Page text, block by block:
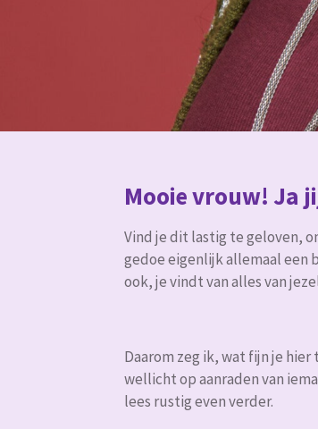
Mooie vrouw! Ja
Vind je dit lastig te geloven,
gedoe eigenlijk allemaal
ook, je vindt van alles van
Daarom zeg ik, wat fijn je
wellicht op aanraden van
lees rustig even verder.